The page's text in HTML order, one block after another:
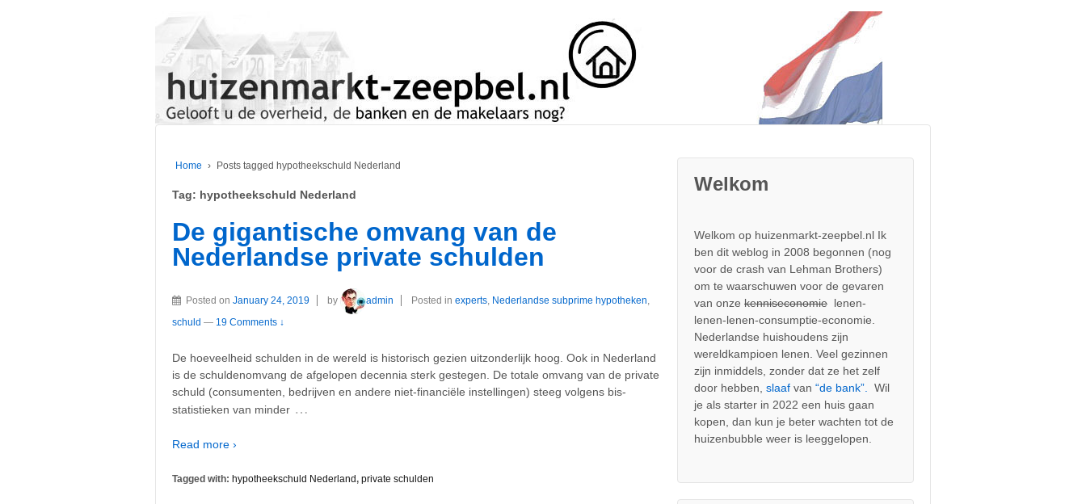
Home › Posts tagged hypotheekschuld Nederland
Tag: hypotheekschuld Nederland
De gigantische omvang van de
Nederlandse private schulden
Posted on January 24, 2019 by admin Posted in experts, Nederlandse subprime hypotheken,
schuld — 19 Comments ↓
De hoeveelheid schulden in de wereld is historisch gezien uitzonderlijk hoog. Ook in Nederland
is de schuldenomvang de afgelopen decennia sterk gestegen. De totale omvang van de private
schuld (consumenten, bedrijven en andere niet-financiële instellingen) steeg volgens bis-
statistieken van minder …
Read more ›
Tagged with: hypotheekschuld Nederland, private schulden
Welkom
Welkom op huizenmarkt-zeepbel.nl Ik
ben dit weblog in 2008 begonnen (nog
voor de crash van Lehman Brothers)
om te waarschuwen voor de gevaren
van onzekenniseconomie lenen-
lenen-lenen-consumptie-economie.
Nederlandse huishoudens zijn
wereldkampioen lenen. Veel gezinnen
zijn inmiddels, zonder dat ze het zelf
door hebben,slaaf van“de bank”. Wil
je als starter in 2022 een huis gaan
kopen, dan kun je beter wachten tot de
huizenbubble weer is leeggelopen.